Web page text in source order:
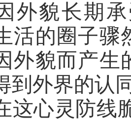
外貌长期
活的圈子骤
外貌而产生
到外界的认
这心灵防线